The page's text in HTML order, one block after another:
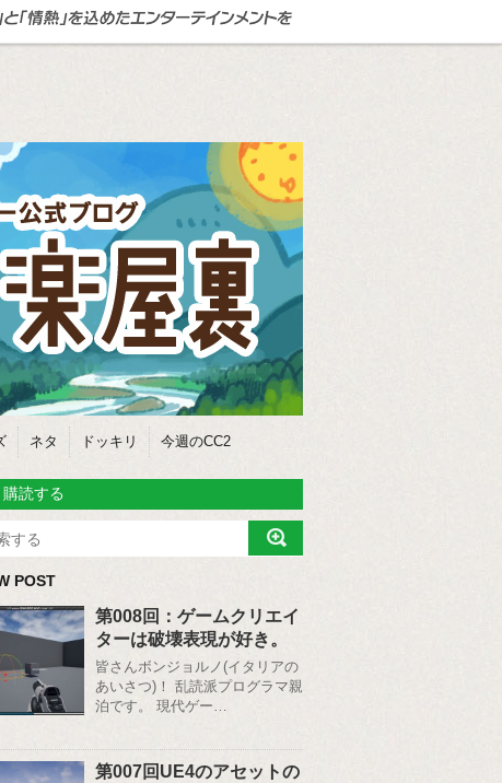
ネタ ドッキリ 今週のCC2
購読する
POST
第008回：ゲームクリエイ
ターは破壊表現が好き。
皆さんボンジョルノ(イタリアの
あいさつ)！ 乱読派プログラマ親
泊です。 現代ゲー…
第007回UE4のアセットの